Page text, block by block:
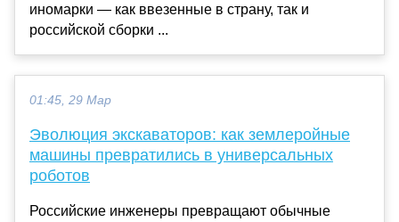
иномарки — как ввезенные в страну, так и
российской сборки ...
01:45, 29 Мар
Эволюция экскаваторов: как землеройные
машины превратились в универсальных
роботов
Российские инженеры превращают обычные